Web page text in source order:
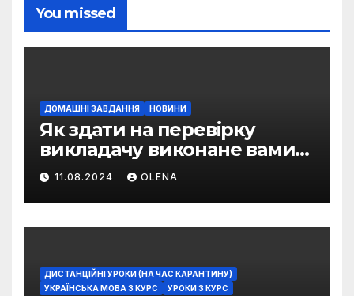
You missed
ДОМАШНІ ЗАВДАННЯ НОВИНИ
Як здати на перевірку
викладачу виконане вами
домашнє завдання
11.08.2024 OLENA
ДИСТАНЦІЙНІ УРОКИ (НА ЧАС КАРАНТИНУ)
УКРАЇНСЬКА МОВА 3 КУРС
УРОКИ 3 КУРС